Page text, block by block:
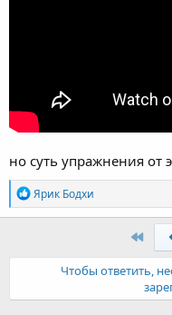
но суть упражнения от
R
e
a
Ярик Бодхи
First
Чтобы ответить,